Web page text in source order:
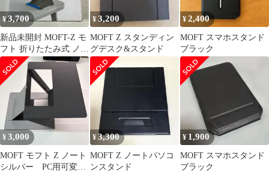
¥3,700
新品未開封 MOFT-Z モ
フト 折りたたみ式 ノー
トパソコンスタンド ブ
ラック
¥3,200
MOFT Z スタンディン
グデスク&スタンド
¥2,400
MOFT スマホスタンド
ブラック
¥3,000
MOFT モフト Z ノート
シルバー PC用可変ス
¥3,300
MOFT Z ノートパソコ
ンスタンド
¥ 1,900
MOFT スマホスタンド
ブラック